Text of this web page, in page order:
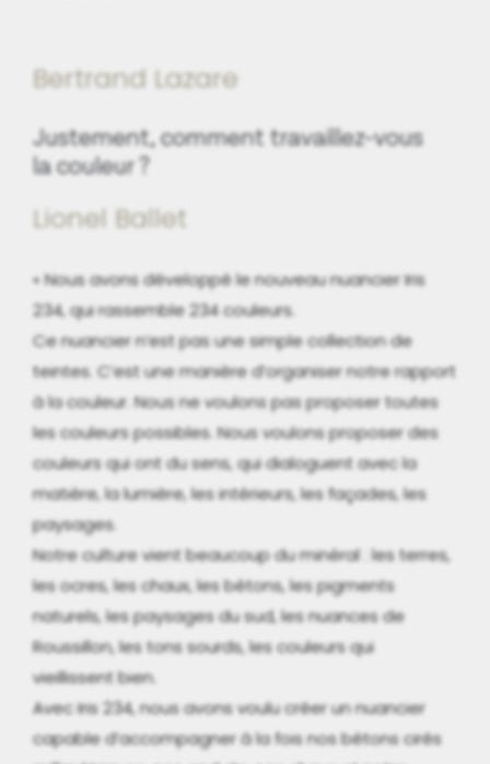
Bertrand Lazare
Justement, comment travaillez-vous
la couleur ?
Lionel Ballet
« Nous avons développé le nouveau nuancier Iris
234, qui rassemble 234 couleurs.
Ce nuancier n’est pas une simple collection de
teintes. C’est une manière d’organiser notre rapport
à la couleur. Nous ne voulons pas proposer toutes
les couleurs possibles. Nous voulons proposer des
couleurs qui ont du sens, qui dialoguent avec la
matière, la lumière, les intérieurs, les façades, les
paysages.
Notre culture vient beaucoup du minéral : les terres,
les ocres, les chaux, les bétons, les pigments
naturels, les paysages du sud, les nuances de
Roussillon, les tons sourds, les couleurs qui
vieillissent bien.
Avec Iris 234, nous avons voulu créer un nuancier
capable d’accompagner à la fois nos bétons cirés